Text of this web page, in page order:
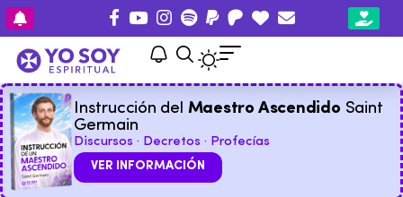
Instrucción del Maestro Ascendido Saint
Germain
Discursos · Decretos · Profecías
VER INFORMACIÓN